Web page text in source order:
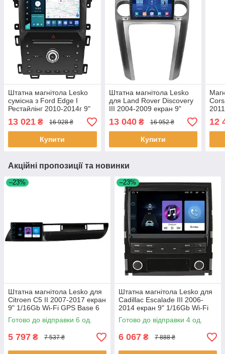
Штатна магнітола Lesko
сумісна з Ford Edge I
Рестайлінг 2010-2014г 9"
2/32Gb 4G Wi-Fi GPS Top
2шт
13 021 ₴ 16 928 ₴
Купити
Штатна магнітола Lesko
для Land Rover Discovery
III 2004-2009 екран 9"
2/32Gb 4G Wi-Fi GPS Top
3шт
13 040₴ 16 952 ₴
Купити
4 шт.
12
Акційні пропозиції та новинки
–23%
Штатна магнітола Lesko для
Citroen C5 II 2007-2017 екран
9" 1/16Gb Wi-Fi GPS Base 6
шт.
Готово до відправки 6 од.
5 797 ₴ 7 537 ₴
–23%
Штатна магнітола Lesko для
Cadillac Escalade III 2006-
2014 екран 9" 1/16Gb Wi-Fi
GPS Base Каміллак 4 шт.
Готово до відправки 4 од.
6 067 ₴ 7 888 ₴